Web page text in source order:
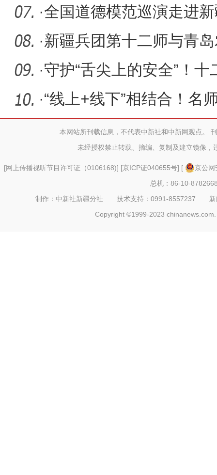
人文关
·全国道德模范巡演走进
尔市
·新疆兵团第十二师与青
协议
·守护“舌尖上的安全”！
强化
·“线上+线下”相结合！名
中学开
本网站所刊载信息，不代表中新社和中新网观点。
未经授权禁止转载、摘编、复制及建立镜像，
[网上传播视听节目许可证（0106168)] [京ICP证040655号] [
京公
总机：86-10-
制作：中新社新疆分社 技术支持：0991-8557237
Copyright ©1999-2023